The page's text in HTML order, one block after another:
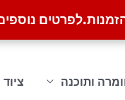
לפרטים
ותוכנה